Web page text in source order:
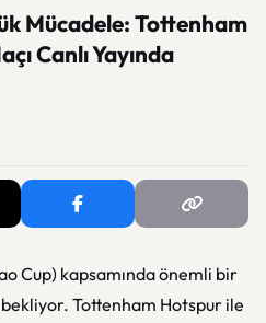
Mücadele: Tottenham
Canlı Yayında
Cup) kapsamında önemli bir
Tottenham Hotspur ile